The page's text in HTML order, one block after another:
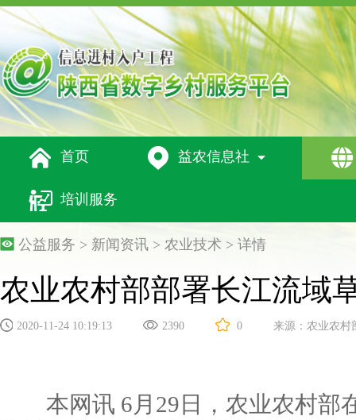
 首页  益农信息社 

 培训服务
公益服务 > 新闻资讯 > 农业技术 > 详情
农业农村部部署长江流域
2020-11-24 10:19:13 2390 0 来源： 农业农村
本网讯 6月29日，农业农村部